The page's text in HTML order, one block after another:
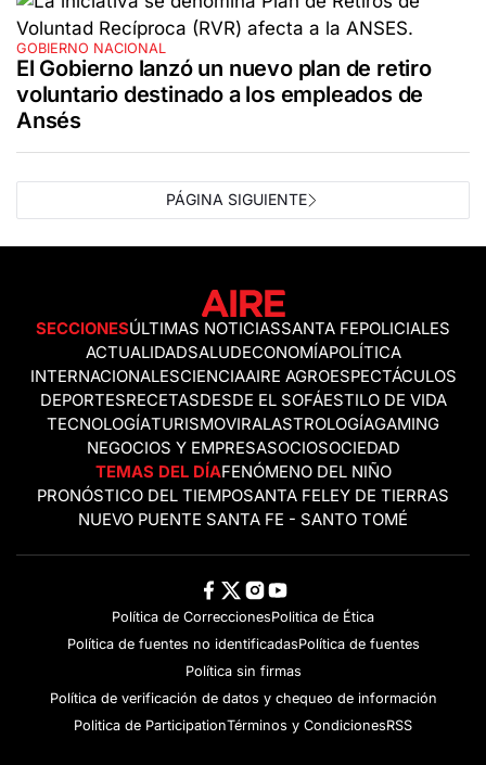
GOBIERNO NACIONAL
El Gobierno lanzó un nuevo plan de retiro
voluntario destinado a los empleados de
Ansés
PÁGINA SIGUIENTE
SECCIONESÚLTIMAS NOTICIASSANTA FEPOLICIALES
ACTUALIDADSALUDECONOMÍAPOLÍTICA
INTERNACIONALESCIENCIAAIRE AGROESPECTÁCULOS
DEPORTESRECETASDESDE EL SOFÁESTILO DE VIDA
TECNOLOGÍATURISMOVIRALASTROLOGÍAGAMING
NEGOCIOS Y EMPRESASOCIOSOCIEDAD
TEMAS DEL DÍAFENÓMENO DEL NIÑO
PRONÓSTICO DEL TIEMPOSANTA FELEY DE TIERRAS
NUEVO PUENTE SANTA FE - SANTO TOMÉ
Política de CorreccionesPolitica de Ética
Política de fuentes no identificadasPolítica de fuentes
Política sin firmas
Política de verificación de datos y chequeo de información
Politica de ParticipationTérminos y CondicionesRSS